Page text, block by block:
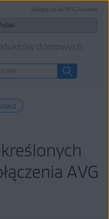
domowych
Zaloguj się do AVG Account
AVG